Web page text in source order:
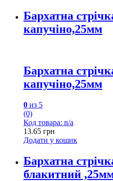
Бархатна
капучіно,25мм
Бархатна
капучіно,25мм
0 из 5
(0)
Код товара: n/a
13.65 грн
Додати у кошик
Бархатна
блакитний